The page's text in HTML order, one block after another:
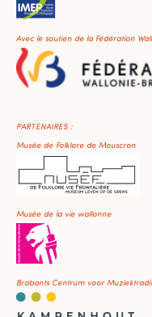
Avec le soutien de la Fédération
PARTENAIRES :
Musée de Folklore de Mouscron
Musée de la vie wallonne
Brabants Centrum voor